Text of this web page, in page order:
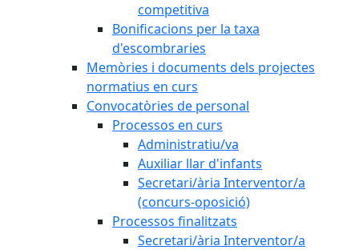
competitiva
Bonificacions per la taxa
d'escombraries
Memòries i documents dels projectes
normatius en curs
Convocatòries de personal
Processos en curs
Administratiu/va
Auxiliar llar d'infants
Secretari/ària Interventor/a
(concurs-oposició)
Processos finalitzats
Secretari/ària Interventor/a